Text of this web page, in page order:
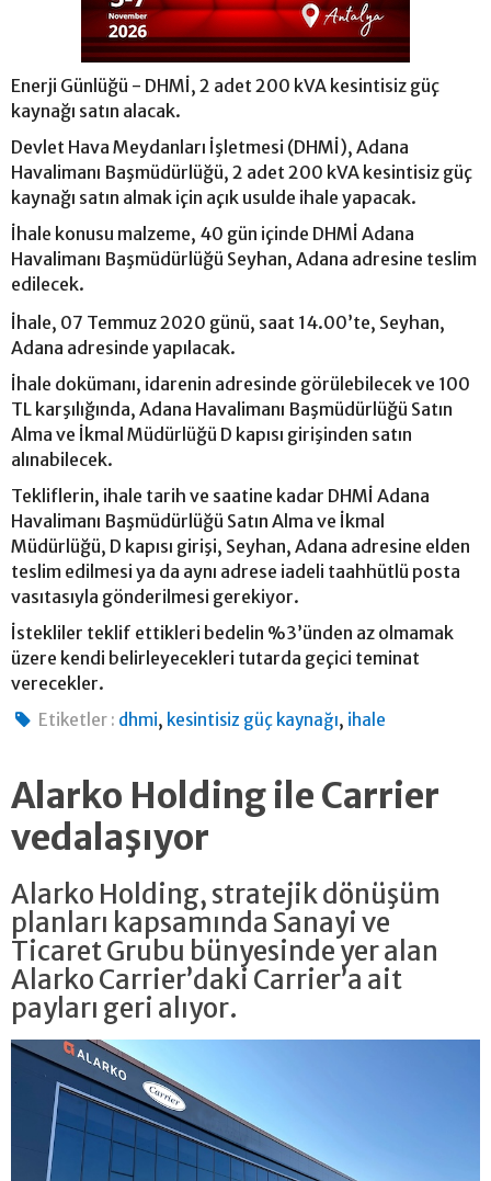
Enerji Günlüğü - DHMİ, 2 adet 200 kVA kesintisiz güç
kaynağı satın alacak.
Devlet Hava Meydanları İşletmesi (DHMİ), Adana
Havalimanı Başmüdürlüğü, 2 adet 200 kVA kesintisiz güç
kaynağı satın almak için açık usulde ihale yapacak.
İhale konusu malzeme, 40 gün içinde DHMİ Adana
Havalimanı Başmüdürlüğü Seyhan, Adana adresine teslim
edilecek.
İhale, 07 Temmuz 2020 günü, saat 14.00’te, Seyhan,
Adana adresinde yapılacak.
İhale dokümanı, idarenin adresinde görülebilecek ve 100
TL karşılığında, Adana Havalimanı Başmüdürlüğü Satın
Alma ve İkmal Müdürlüğü D kapısı girişinden satın
alınabilecek.
Tekliflerin, ihale tarih ve saatine kadar DHMİ Adana
Havalimanı Başmüdürlüğü Satın Alma ve İkmal
Müdürlüğü, D kapısı girişi, Seyhan, Adana adresine elden
teslim edilmesi ya da aynı adrese iadeli taahhütlü posta
vasıtasıyla gönderilmesi gerekiyor.
İstekliler teklif ettikleri bedelin %3’ünden az olmamak
üzere kendi belirleyecekleri tutarda geçici teminat
verecekler.
Etiketler : dhmi, kesintisiz güç kaynağı, ihale
Alarko Holding ile Carrier
vedalaşıyor
Alarko Holding, stratejik dönüşüm
planları kapsamında Sanayi ve
Ticaret Grubu bünyesinde yer alan
Alarko Carrier’daki Carrier’a ait
payları geri alıyor.